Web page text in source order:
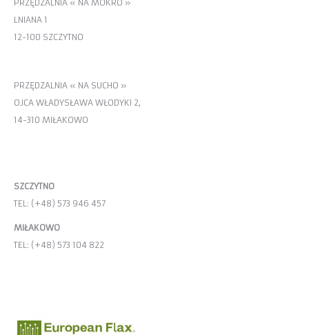
PRZĘDZALNIA « NA MOKRO »
LNIANA 1
12-100 SZCZYTNO
PRZĘDZALNIA « NA SUCHO »
OJCA WŁADYSŁAWA WŁODYKI 2,
14-310 MIŁAKOWO
SZCZYTNO
TEL: (+48) 573 946 457
MIŁAKOWO
TEL: (+48) 573 104 822